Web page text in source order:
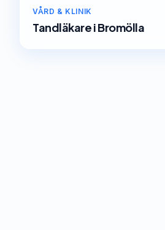
VÅRD & KLINIK
TandläkareiBromölla